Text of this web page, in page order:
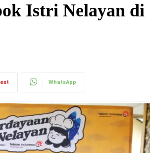
Istri Nelayan di
WhatsApp